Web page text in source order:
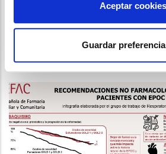
Aceptar cookies
Guardar
FARMACOGENÉTICA EN
UNA GUÍA BÁSICA PARA
COMUNITARIOS